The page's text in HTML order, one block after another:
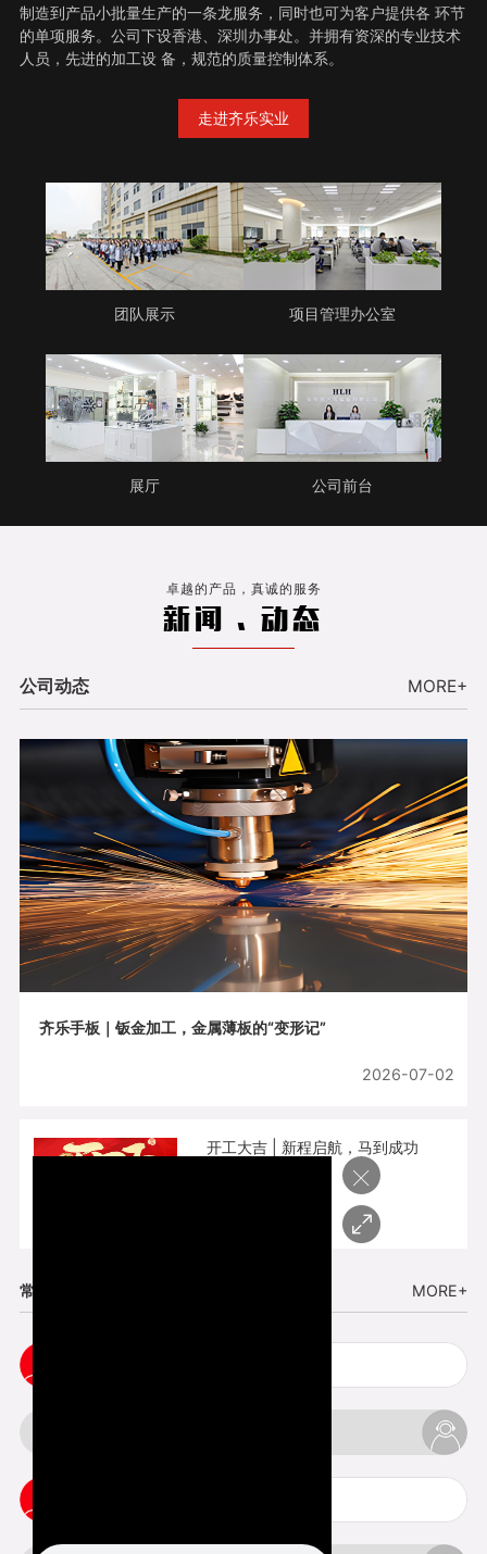
制造到产品小批量生产的一条龙服务，同时也可为客户提供各 环节
的单项服务。公司下设香港、深圳办事处。并拥有资深的专业技术
人员，先进的加工设 备，规范的质量控制体系。
走进齐乐实业
团队展示 项目管理办公室
展厅 公司前台
卓越的产品，真诚的服务
新闻 . 动态
公司动态 MORE+
齐乐手板｜钣金加工，金属薄板的“变形记”
2026-07-02
开工大吉 | 新程启航，马到成功
常见问题 MORE+
×